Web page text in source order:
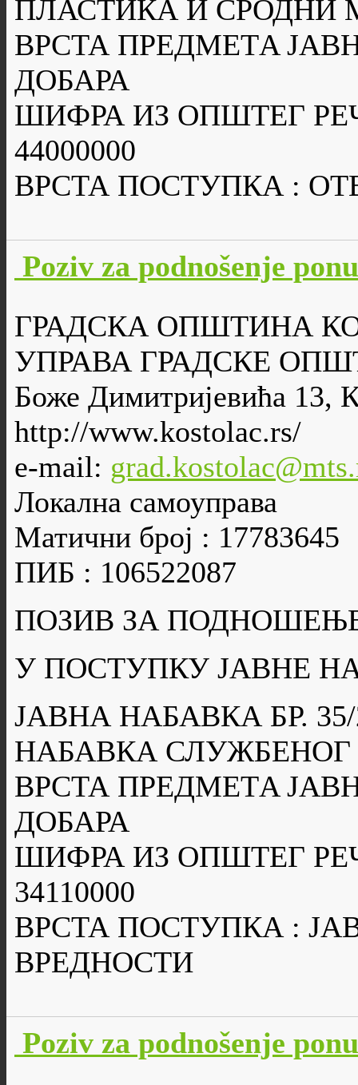
ПЛАСТИКА И СРОДНИ
ВРСТА ПРЕДМЕТA
ДОБАРА
ШИФРА ИЗ ОПШТЕГ
44000000
ВРСТА ПОСТУПКА :
Poziv za podnošenje
ГРАДСКА ОПШТИНА
УПРАВА ГРАДСКЕ
Боже Димитријевића 13,
http://www.kostolac.rs/
e-mail:
Локална самоуправа
Матични број : 17783645
ПИБ : 106522087
ПОЗИВ ЗА
У ПОСТУПКУ ЈАВНЕ
ЈАВНА НАБАВКА БР. 35/
НАБАВКА СЛУЖБЕНОГ
ВРСТА ПРЕДМЕТA
ДОБАРА
ШИФРА ИЗ ОПШТЕГ
34110000
ВРСТА ПОСТУПКА :
ВРЕДНОСТИ
Poziv za podnošenje